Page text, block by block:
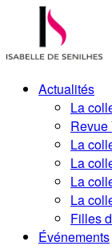
Actualités
La
La
La
La
La
Filles
Événements